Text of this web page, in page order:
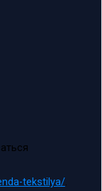
tekstilya/.